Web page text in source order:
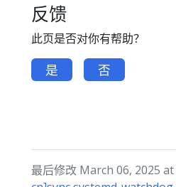
反馈
此页是否对你有帮助？
是 否
最后修改 March 06, 2025 at